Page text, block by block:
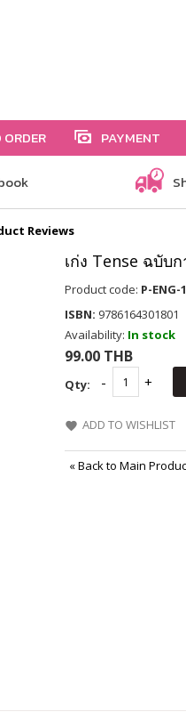
PAYMENT
Reviews
เก่ง Tense ฉบับ
Product code: P-ENG-
ISBN: 9786164301801
Availability: In stock
99.00 THB
Qty:
ADD TO WISHLIST
«Back to Main